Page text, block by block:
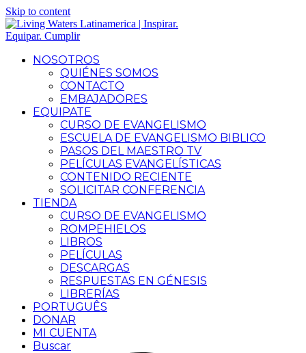
Skip to content
NOSOTROS
QUIÉNES SOMOS
CONTACTO
EMBAJADORES
EQUIPATE
CURSO DE EVANGELISMO
ESCUELA DE EVANGELISMO BIBLICO
PASOS DEL MAESTRO TV
PELÍCULAS EVANGELÍSTICAS
CONTENIDO RECIENTE
SOLICITAR CONFERENCIA
TIENDA
CURSO DE EVANGELISMO
ROMPEHIELOS
LIBROS
PELÍCULAS
DESCARGAS
RESPUESTAS EN GÉNESIS
LIBRERÍAS
PORTUGUÊS
DONAR
MI CUENTA
Buscar